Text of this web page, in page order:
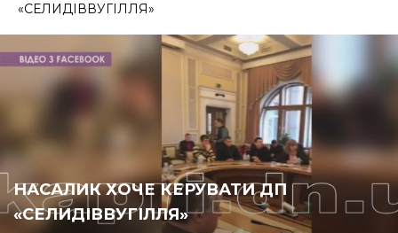
«СЕЛИДІВВУГІЛЛЯ»
НАСАЛИК ХОЧЕ КЕРУВАТИ ДП
«СЕЛИДІВВУГІЛЛЯ»